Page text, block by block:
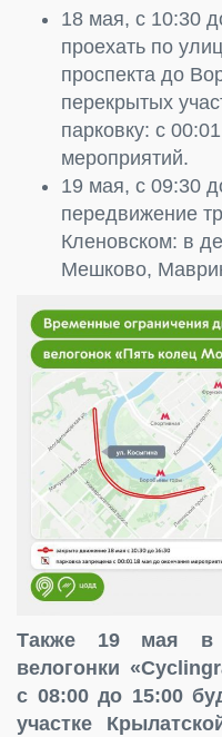
18 мая, с 10:30
проехать по
проспекта до
перекрытых
парковку: с
мероприятий.
19 мая, с 09:30
передвижение
Кленовском: в
Мешково,
Также 19 мая в
велогонки
с 08:00 до 15:00
участке